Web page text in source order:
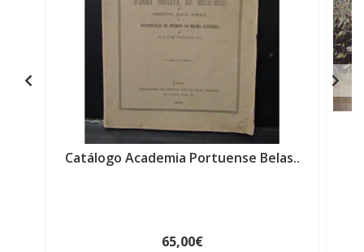
Catálogo Academia Portuense Belas..
65,00€